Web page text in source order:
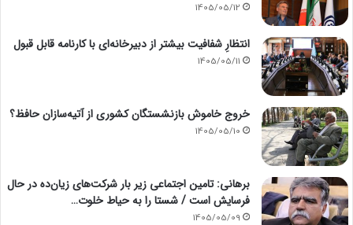
1405/05/12
انتظارِ شفافیت بیشتر از دبیرخانه‌ای با کارنامه قابل قبول
1405/05/11
خروج خاموش بازنشستگان کشوری از آتیه‌سازان حافظ؟
1405/05/10
برهانی: تامین اجتماعی زیر بار شرکت‌های زیان‌ده در حال
فرسایش است / شستا را به حیاط خلوت…
1405/05/09